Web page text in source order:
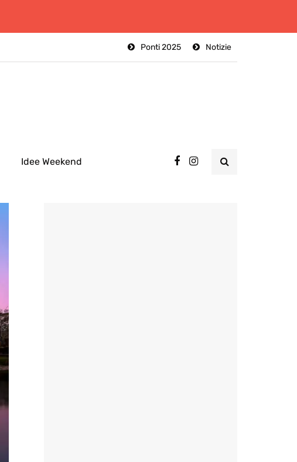
Notizie
Ponti 2025
Idee Weekend